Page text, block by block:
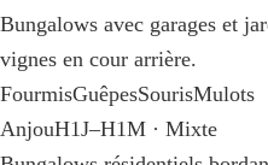
Bungalows avec garages et
vignes en cour arrière.
FourmisGuêpesSourisMulots
AnjouH1J–H1M · Mixte